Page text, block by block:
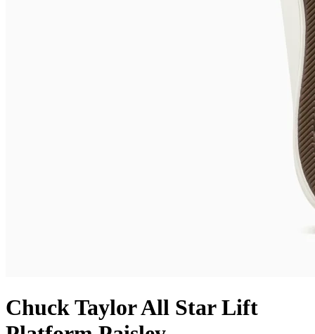
Chuck Taylor All Star Lift